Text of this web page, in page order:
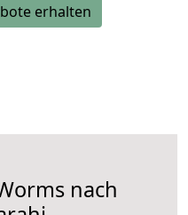
erhalten
nach